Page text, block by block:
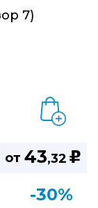
7)
от 43,32 u
-30%